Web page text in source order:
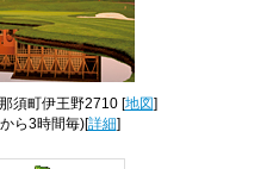
須町伊王野2710 [地図]
ら3時間毎)[詳細]